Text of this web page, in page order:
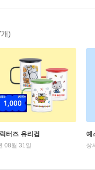
)
터즈 유리컵
08월 31일
예
상